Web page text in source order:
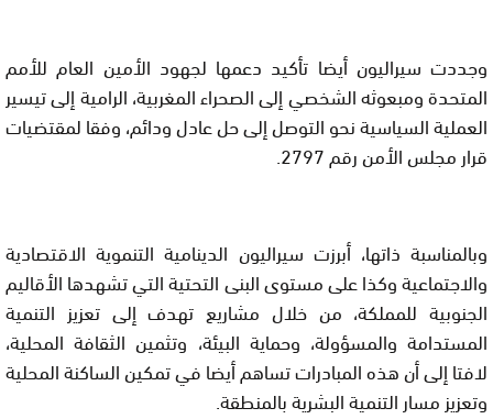
وجددت سيراليون أيضا تأكيد دعمها لجهود الأمين العام للأمم
المتحدة ومبعوثه الشخصي إلى الصحراء المغربية، الرامية إلى تيسير
العملية السياسية نحو التوصل إلى حل عادل ودائم، وفقا لمقتضيات
قرار مجلس الأمن رقم 2797.
وبالمناسبة ذاتها، أبرزت سيراليون الدينامية التنموية الاقتصادية
والاجتماعية وكذا على مستوى البنى التحتية التي تشهدها الأقاليم
الجنوبية للمملكة، من خلال مشاريع تهدف إلى تعزيز التنمية
المستدامة والمسؤولة، وحماية البيئة، وتثمين الثقافة المحلية،
لافتا إلى أن هذه المبادرات تساهم أيضا في تمكين الساكنة المحلية
وتعزيز مسار التنمية البشرية بالمنطقة.